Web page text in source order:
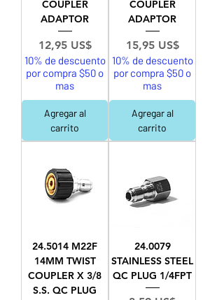
COUPLER
ADAPTOR
Precio
12,95 US$
10% de descuento
por compra $50 o
mas
Agregar al
carrito
COUPLER
ADAPTOR
Precio
15,95 US$
10% de descuento
por compra $50 o
mas
Agregar al
carrito
24.5014 M22F
14MM TWIST
COUPLER X 3/8
S.S. QC PLUG
24.0079
STAINLESS STEEL
QC PLUG 1/4FPT